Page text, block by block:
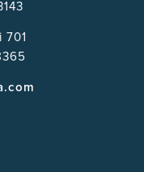
701